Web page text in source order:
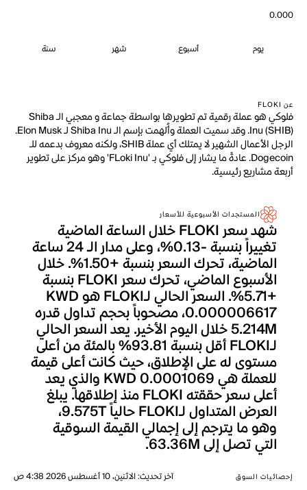
0.000
يوم أسبوع شهر سنة
عن FLOKI
فلوكي هو عملة رقمية تم تطويرها بواسطة جماعة و معجبي الـ Shiba
Inu (SHIB). وقد سميت العملة وأُلهمت بإسم الـ Shiba Inu لـ Elon Musk.
الرجل الأعمال الشهير لا يمتلك أي عملة SHIB، ولكنه معروف بدعمه للـ
Dogecoin. عادةً ما يشار إلى فلوكي بـ 'FLoki Inu' وهو مركز على تطوير
أربعة مشاريع رئيسية.
المستجدات الأسبوعية للأسعار
شهد سعر FLOKI خلال الساعة الماضية
تغييراً بنسبة -0.13%، وعلى مدار الـ 24 ساعة
الماضية، تحرك السعر بنسبة +1.50%. خلال
الأسبوع الماضي، تحرك سعر FLOKI بنسبة
+5.71%. السعر الحالي لـFLOKI هو KWD
0.000006617، مصحوباً بحجم تداول قدره
5.214M خلال اليوم الأخير. يعد السعر الحالي
لـFLOKI أقل بنسبة 93.81% بالمئة من أعلى
مستوى له على الإطلاق، حيث كانت أعلى قيمة
للعملة هي KWD 0.0001069 والذي يعد
أعلى سعر حققته FLOKI منذ إطلاقها. يبلغ
العرض المتداول لـFLOKI حالياً 9.575T،
وهو ما يترجم إلى إجمالي القيمة السوقية
التي تصل إلى 63.36M.
إحصائيات السوق آخر تحديث:الاثنين، 10 أغسطس 2026 4:38 ص